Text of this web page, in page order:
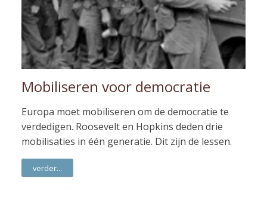
Mobiliseren voor democratie
Europa moet mobiliseren om de democratie te
verdedigen. Roosevelt en Hopkins deden drie
mobilisaties in één generatie. Dit zijn de lessen.
verder...